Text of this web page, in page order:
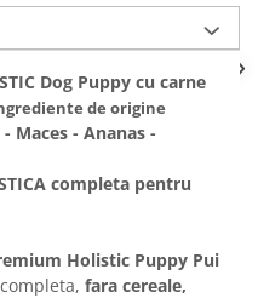
Dog Puppy cu carne
de origine
Maces - Ananas -
completa pentru
Holistic Puppy Pui
fara cereale,